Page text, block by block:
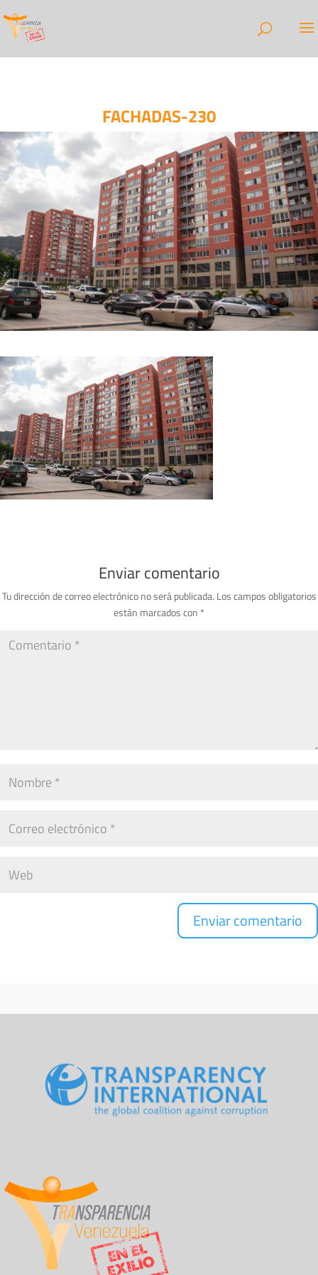
FACHADAS-230
Enviar comentario
Tu dirección de correo electrónico no será publicada. Los campos obligatorios
están marcados con *